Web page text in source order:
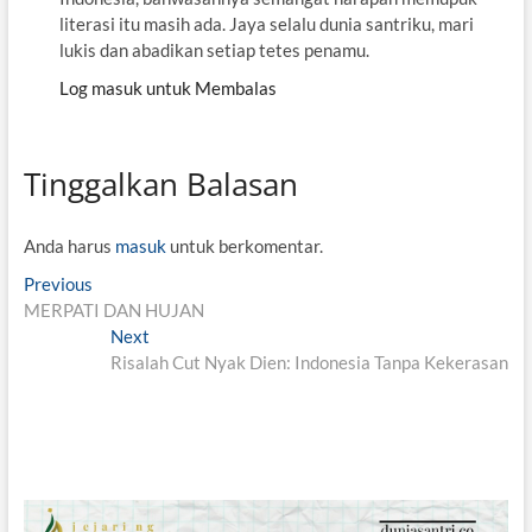
literasi itu masih ada. Jaya selalu dunia santriku, mari
lukis dan abadikan setiap tetes penamu.
Log masuk untuk Membalas
Tinggalkan Balasan
Anda harus masukuntuk berkomentar.
N
a
Previous
r
o
MERPATI DAN HUJAN
Next
e
t
Risalah Cut Nyak Dien: Indonesia Tanpa Kekerasan